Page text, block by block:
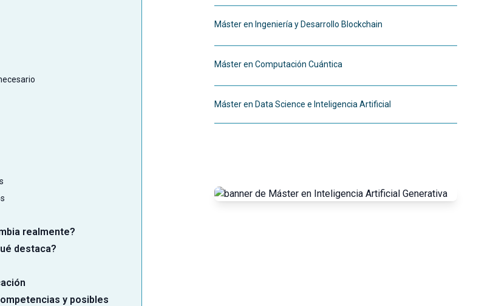
realmente?
destaca?
y posibles
Máster en Ingeniería y Desarrollo Blockchain
Máster en Computación Cuántica
Máster en Data Science e Inteligencia Artificial